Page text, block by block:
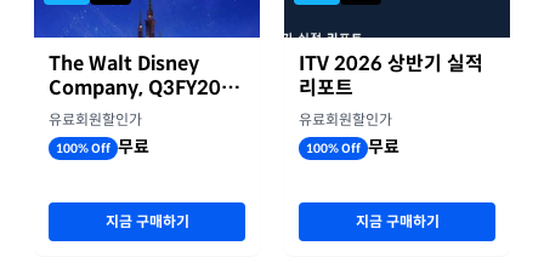
The Walt Disney
Company, Q3FY2026
실적자료
유료회원할인가
100% Off 무료
지금 구매하기
ITV 2026 상반기 실적
리포트
유료회원할인가
100% Off 무료
지금 구매하기